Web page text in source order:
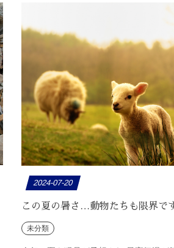
2024-07-20
この夏の暑さ…動物たちも限界で
未分類